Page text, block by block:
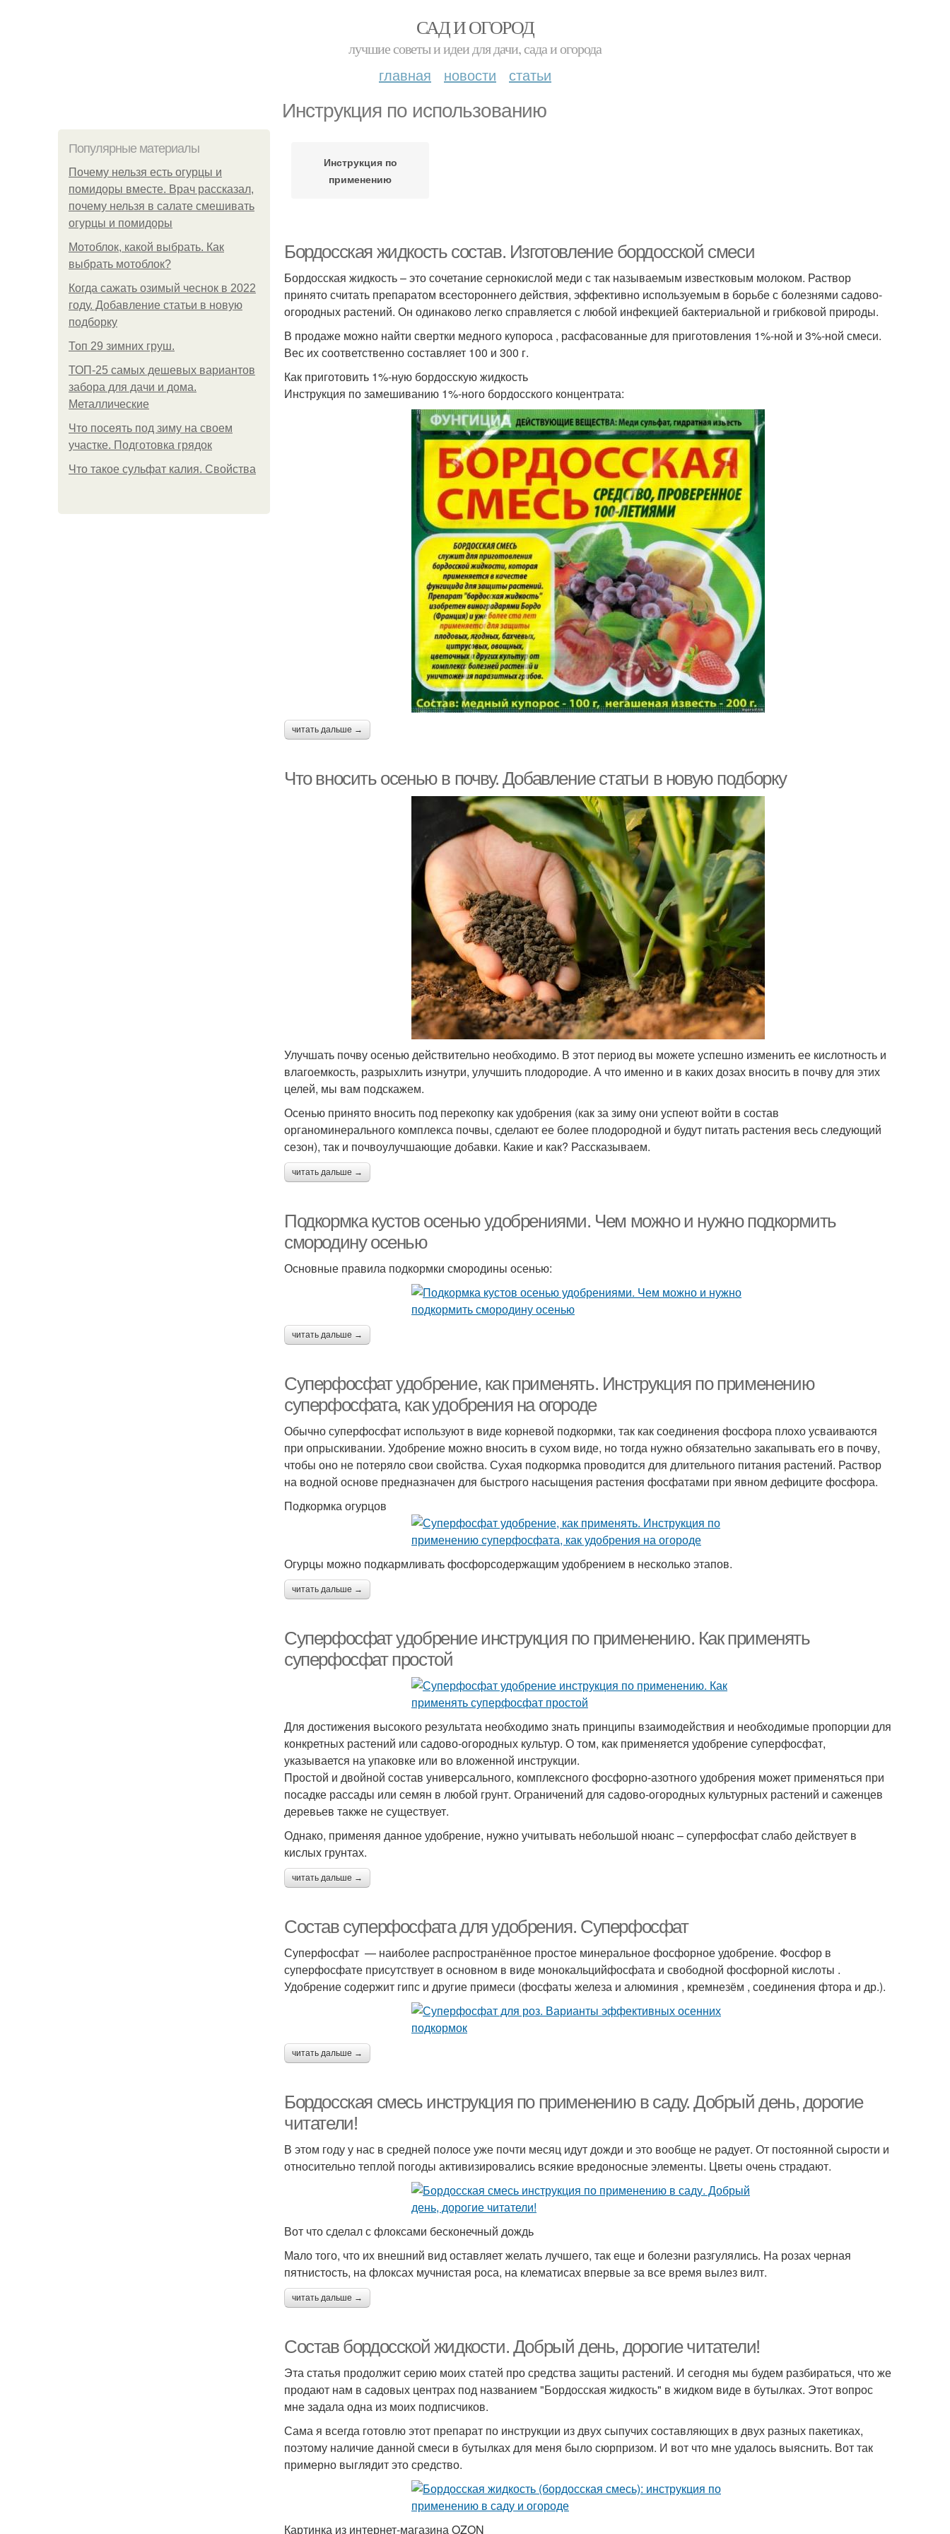
САД И ОГОРОД
лучшие советы и идеи для дачи, сада и огорода
главная новости статьи
Инструкция по использованию
Популярные материалы
Почему нельзя есть огурцы и
помидоры вместе. Врач рассказал,
почему нельзя в салате смешивать
огурцы и помидоры
Мотоблок, какой выбрать. Как
выбрать мотоблок?
Когда сажать озимый чеснок в 2022
году. Добавление статьи в новую
подборку
Топ 29 зимних груш.
ТОП-25 самых дешевых вариантов
забора для дачи и дома.
Металлические
Что посеять под зиму на своем
участке. Подготовка грядок
Что такое сульфат калия. Свойства
Инструкция по
применению
Бордосская жидкость состав. Изготовление бордосской смеси
Бордосская жидкость – это сочетание сернокислой меди с так называемым известковым молоком. Раствор
принято считать препаратом всестороннего действия, эффективно используемым в борьбе с болезнями садово-
огородных растений. Он одинаково легко справляется с любой инфекцией бактериальной и грибковой природы.
В продаже можно найти свертки медного купороса , расфасованные для приготовления 1%-ной и 3%-ной смеси.
Вес их соответственно составляет 100 и 300 г.
Как приготовить 1%-ную бордосскую жидкость
Инструкция по замешиванию 1%-ного бордосского концентрата:
читать дальше →
Что вносить осенью в почву. Добавление статьи в новую подборку
Улучшать почву осенью действительно необходимо. В этот период вы можете успешно изменить ее кислотность и
влагоемкость, разрыхлить изнутри, улучшить плодородие. А что именно и в каких дозах вносить в почву для этих
целей, мы вам подскажем.
Осенью принято вносить под перекопку как удобрения (как за зиму они успеют войти в состав
органоминерального комплекса почвы, сделают ее более плодородной и будут питать растения весь следующий
сезон), так и почвоулучшающие добавки. Какие и как? Рассказываем.
читать дальше →
Подкормка кустов осенью удобрениями. Чем можно и нужно подкормить
смородину осенью
Основные правила подкормки смородины осенью:
читать дальше →
Суперфосфат удобрение, как применять. Инструкция по применению
суперфосфата, как удобрения на огороде
Обычно суперфосфат используют в виде корневой подкормки, так как соединения фосфора плохо усваиваются
при опрыскивании. Удобрение можно вносить в сухом виде, но тогда нужно обязательно закапывать его в почву,
чтобы оно не потеряло свои свойства. Сухая подкормка проводится для длительного питания растений. Раствор
на водной основе предназначен для быстрого насыщения растения фосфатами при явном дефиците фосфора.
Подкормка огурцов
Огурцы можно подкармливать фосфорсодержащим удобрением в несколько этапов.
читать дальше →
Суперфосфат удобрение инструкция по применению. Как применять
суперфосфат простой
Для достижения высокого результата необходимо знать принципы взаимодействия и необходимые пропорции для
конкретных растений или садово-огородных культур. О том, как применяется удобрение суперфосфат,
указывается на упаковке или во вложенной инструкции.
Простой и двойной состав универсального, комплексного фосфорно-азотного удобрения может применяться при
посадке рассады или семян в любой грунт. Ограничений для садово-огородных культурных растений и саженцев
деревьев также не существует.
Однако, применяя данное удобрение, нужно учитывать небольшой нюанс – суперфосфат слабо действует в
кислых грунтах.
читать дальше →
Состав суперфосфата для удобрения. Суперфосфат
Суперфосфат — наиболее распространённое простое минеральное фосфорное удобрение. Фосфор в
суперфосфате присутствует в основном в виде монокальцийфосфата и свободной фосфорной кислоты .
Удобрение содержит гипс и другие примеси (фосфаты железа и алюминия , кремнезём , соединения фтора и др.).
читать дальше →
Бордосская смесь инструкция по применению в саду. Добрый день, дорогие
читатели!
В этом году у нас в средней полосе уже почти месяц идут дожди и это вообще не радует. От постоянной сырости и
относительно теплой погоды активизировались всякие вредоносные элементы. Цветы очень страдают.
Вот что сделал с флоксами бесконечный дождь
Мало того, что их внешний вид оставляет желать лучшего, так еще и болезни разгулялись. На розах черная
пятнистость, на флоксах мучнистая роса, на клематисах впервые за все время вылез вилт.
читать дальше →
Состав бордосской жидкости. Добрый день, дорогие читатели!
Эта статья продолжит серию моих статей про средства защиты растений. И сегодня мы будем разбираться, что же
продают нам в садовых центрах под названием "Бордосская жидкость" в жидком виде в бутылках. Этот вопрос
мне задала одна из моих подписчиков.
Сама я всегда готовлю этот препарат по инструкции из двух сыпучих составляющих в двух разных пакетиках,
поэтому наличие данной смеси в бутылках для меня было сюрпризом. И вот что мне удалось выяснить. Вот так
примерно выглядит это средство.
Картинка из интернет-магазина OZON